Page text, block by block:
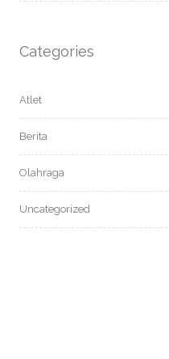
Categories
Atlet
Berita
Olahraga
Uncategorized